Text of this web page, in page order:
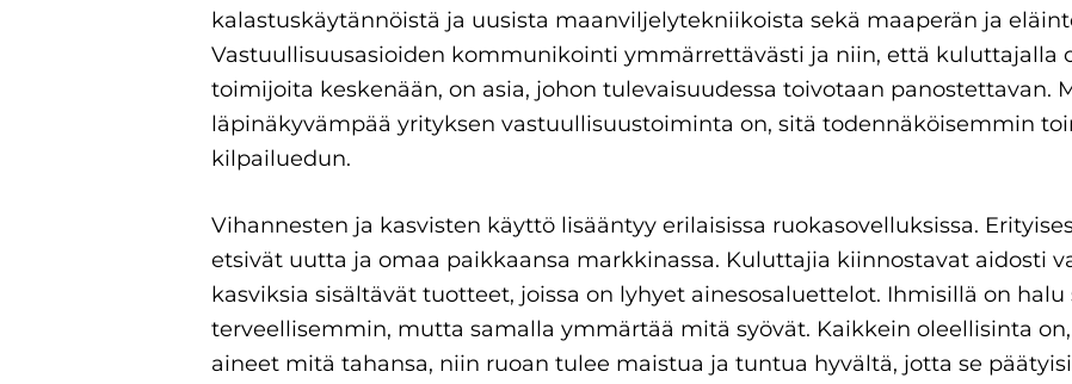
kalastuskäytännöistä ja uusista maanviljelytekniikoista sekä maaperän ja
Vastuullisuusasioiden kommunikointi ymmärrettävästi ja niin, että kuluttajalla
toimijoita keskenään, on asia, johon tulevaisuudessa toivotaan panostettavan.
läpinäkyvämpää yrityksen vastuullisuustoiminta on, sitä todennäköisemmin
kilpailuedun.
Vihannesten ja kasvisten käyttö lisääntyy erilaisissa ruokasovelluksissa.
etsivät uutta ja omaa paikkaansa markkinassa. Kuluttajia kiinnostavat aidosti
kasviksia sisältävät tuotteet, joissa on lyhyet ainesosaluettelot. Ihmisillä on
terveellisemmin, mutta samalla ymmärtää mitä syövät. Kaikkein oleellisinta
aineet mitä tahansa, niin ruoan tulee maistua ja tuntua hyvältä, jotta se